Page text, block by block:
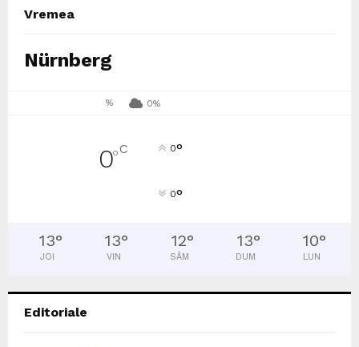
Vremea
Nürnberg
% 0%
0°C 0°
0°
13°
JOI
13°
VIN
12°
SÂM
13°
DUM
10°
LUN
Editoriale